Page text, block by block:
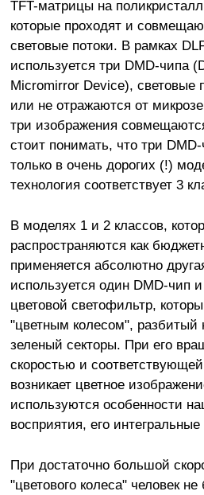
TFT-матрицы на
которые проходят и
световые потоки. В рамках
используется три DMD-чипа
Micromirror Device), световые
или не отражаются от
три изображения
стоит понимать, что три
только в очень дорогих (!)
технология соответствует 3
В моделях 1 и 2 классов,
распространяются как
применяется абсолютно
используется один DMD-чип
цветовой светофильтр,
"цветным колесом", разбитый
зеленый секторы. При его
скоростью и
возникает цветное
используются особенности
восприятия, его
При достаточно большой
"цветового колеса" человек